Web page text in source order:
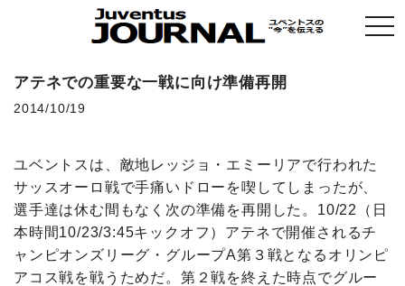
アテネでの重要な一戦に向け準備再開
2014/10/19
ユベントスは、敵地レッジョ・エミーリアで行われた
サッスオーロ戦で手痛いドローを喫してしまったが、
選手達は休む間もなく次の準備を再開した。10/22（日
本時間10/23/3:45キックオフ）アテネで開催されるチ
ャンピオンズリーグ・グループA第３戦となるオリンピ
アコス戦を戦うためだ。第２戦を終えた時点でグルー